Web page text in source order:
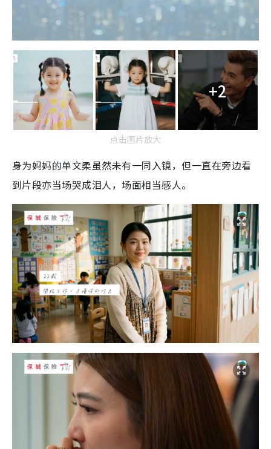
+2
点击图片放大
身为妈妈的单文柔虽然未有一同入镜，但一直在旁边看
到片段亦当场哭成泪人，场面相当感人。